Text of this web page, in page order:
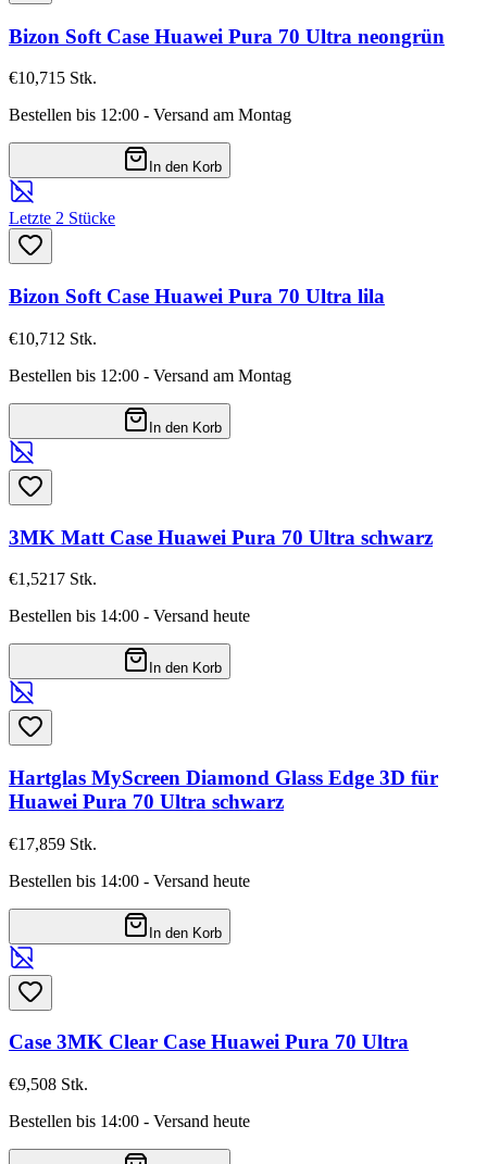
Bizon Soft Case Huawei Pura 70 Ultra neongrün
€10,71 5 Stk.
Bestellen bis 12:00 - Versand am Montag
In den Korb
Letzte 2 Stücke
Bizon Soft Case Huawei Pura 70 Ultra lila
€10,71 2 Stk.
Bestellen bis 12:00 - Versand am Montag
In den Korb
3MK Matt Case Huawei Pura 70 Ultra schwarz
€1,5217 Stk.
Bestellen bis 14:00 - Versand heute
In den Korb
Hartglas MyScreen Diamond Glass Edge 3D für
Huawei Pura 70 Ultra schwarz
€17,859 Stk.
Bestellen bis 14:00 - Versand heute
In den Korb
Case 3MK Clear Case Huawei Pura 70 Ultra
€9,508 Stk.
Bestellen bis 14:00 - Versand heute